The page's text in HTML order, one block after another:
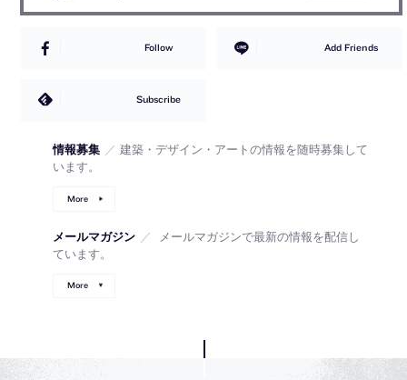
Follow Add Friends
Subscribe
情報募集 ／ 建築・デザイン・アートの情報を随時募集して
います。
More
メールマガジン ／
メールマガジンで最新の情報を配信し
ています。
More